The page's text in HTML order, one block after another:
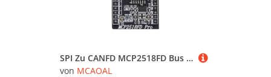
SPI Zu CANFD MCP2518FD Bus Sender Empfänger ATA6560 Transceiver Steuermodul MCP2515 Ersatz
von MCAOAL